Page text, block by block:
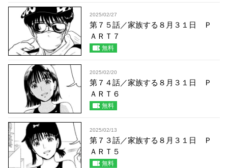
2025/02/27
第７５話／家族する８月３１日 Ｐ
ＡＲＴ７
無料
2025/02/20
第７４話／家族する８月３１日 Ｐ
ＡＲＴ６
無料
2025/02/13
第７３話／家族する８月３１日 Ｐ
ＡＲＴ５
無料